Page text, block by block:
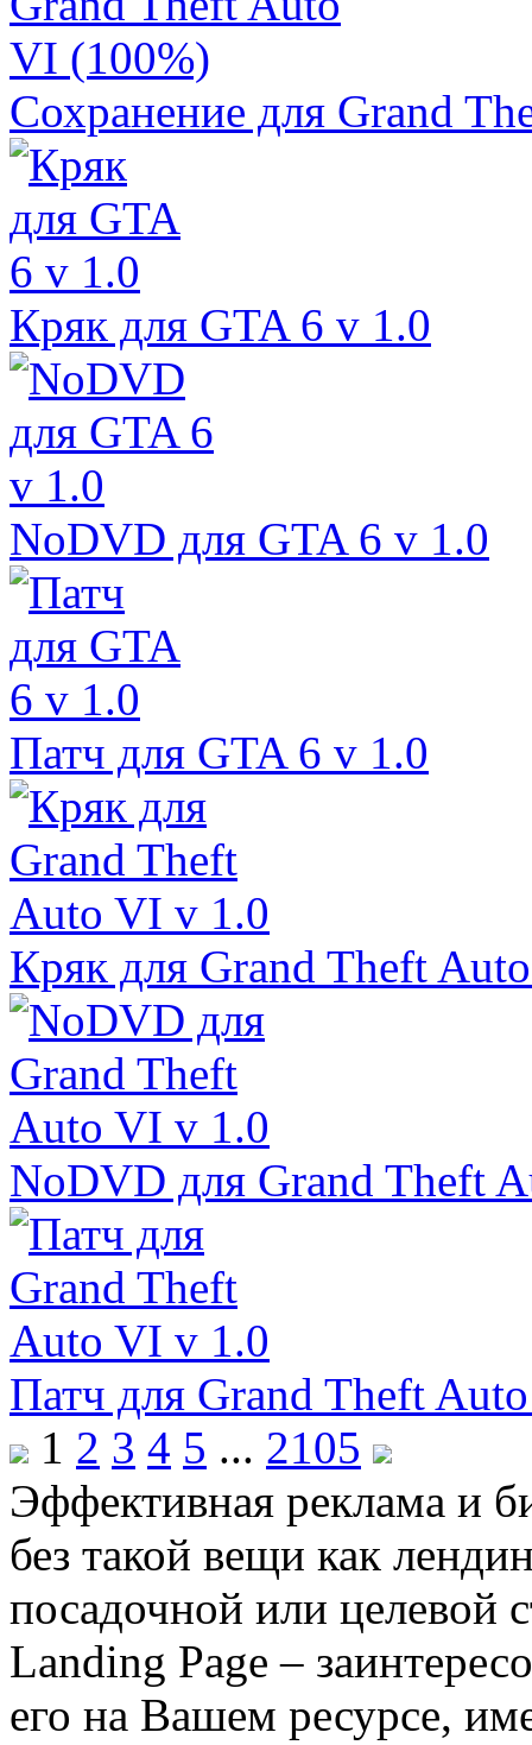
Сохранение для Grand
Кряк для GTA 6 v 1.0
NoDVD для GTA 6 v 1.0
Патч для GTA 6 v 1.0
Кряк для Grand Theft
NoDVD для Grand Theft
Патч для Grand Theft
1 2 3 4 5 ... 2105
Эффективная реклама и
без такой вещи как
посадочной или целевой
Landing Page –
его на Вашем ресурсе,